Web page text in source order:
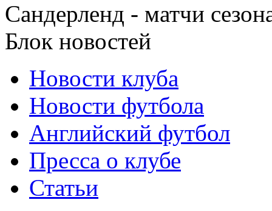
Сандерленд - матчи
Блок новостей
Новости клуба
Новости футбола
Английский футбол
Пресса о клубе
Статьи